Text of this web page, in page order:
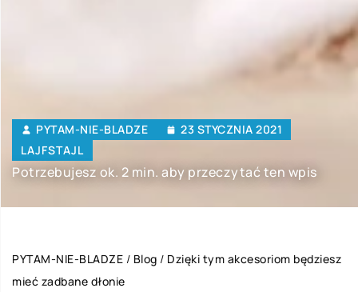
PYTAM-NIE-BLADZE
23 STYCZNIA 2021
LAJFSTAJL
Potrzebujesz ok. 2 min. aby przeczytać ten wpis
PYTAM-NIE-BLADZE / Blog / Dzięki tym akcesoriom będziesz
mieć zadbane dłonie